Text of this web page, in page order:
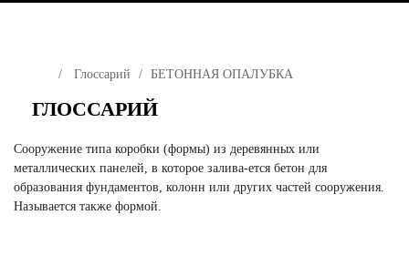
Глоссарий БЕТОННАЯ ОПАЛУБКА
ГЛОССАРИЙ
Сооружение типа коробки (формы) из деревянных или
металлических панелей, в которое залива-ется бетон для
образования фундаментов, колонн или других частей сооружения.
Называется также формой.